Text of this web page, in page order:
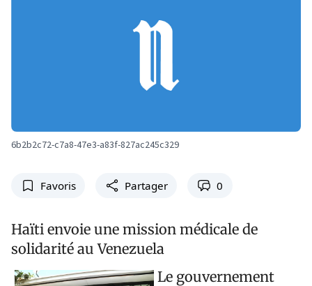
6b2b2c72-c7a8-47e3-a83f-827ac245c329
Favoris Partager 0
Haïti envoie une mission médicale de
solidarité au Venezuela
Le gouvernement